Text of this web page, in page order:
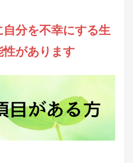
分を不幸にする生
性があります